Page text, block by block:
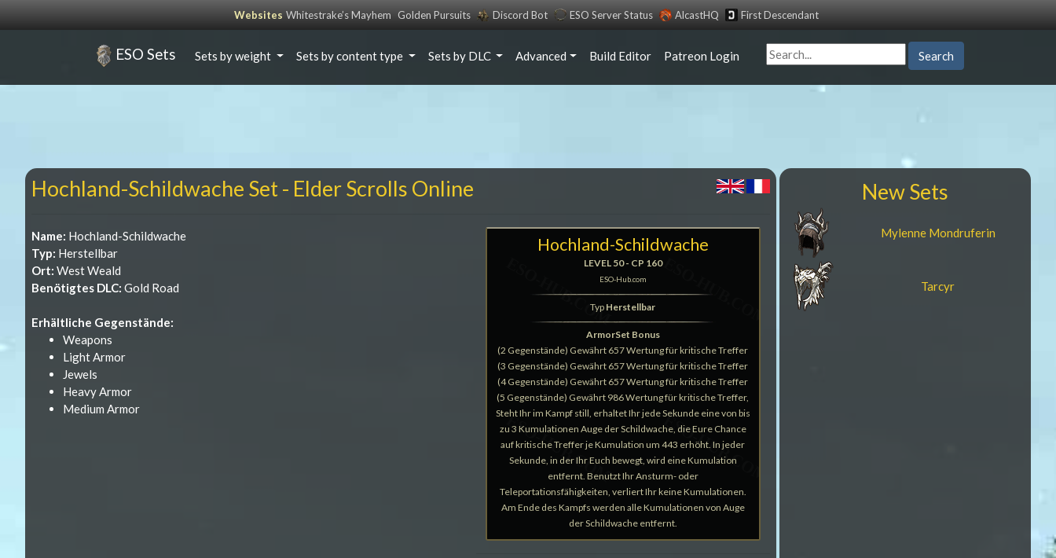
Websites Whitestrake’s Mayhem Golden Pursuits Discord Bot ESO Server Status AlcastHQ First Descendant
ESO Sets Sets by weight Sets by content type Sets by DLC Advanced Build Editor Patreon Login Search
Hochland-Schildwache Set - Elder Scrolls Online
Hochland-Schildwache
LEVEL 50 - CP 160
ESO-Hub.com
Typ Herstellbar
ArmorSet Bonus
(2 Gegenstände) Gewährt 657 Wertung für kritische Treffer
(3 Gegenstände) Gewährt 657 Wertung für kritische Treffer
(4 Gegenstände) Gewährt 657 Wertung für kritische Treffer
(5 Gegenstände) Gewährt 986 Wertung für kritische Treffer,
Steht Ihr im Kampf still, erhaltet Ihr jede Sekunde eine von bis
zu 3 Kumulationen Auge der Schildwache, die Eure Chance
auf kritische Treffer je Kumulation um 443 erhöht. In jeder
Sekunde, in der Ihr Euch bewegt, wird eine Kumulation
entfernt. Benutzt Ihr Ansturm- oder
Teleportationsfähigkeiten, verliert Ihr keine Kumulationen.
Am Ende des Kampfs werden alle Kumulationen von Auge
der Schildwache entfernt.
Name: Hochland-Schildwache
Typ: Herstellbar
Ort: West Weald
Benötigtes DLC: Gold Road
Erhältliche Gegenstände:
Weapons
Light Armor
Jewels
Heavy Armor
Medium Armor
New Sets
Mylenne Mondruferin
Tarcyr